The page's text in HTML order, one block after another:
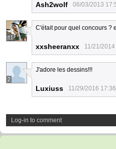
Ash2wolf 06/03/2013
11
C'était pour quel concours ?
xxsheeranxx 11/21/
2
J'adore les dessins!!!
Luxiuss 11/29/2016
Log-in to comment